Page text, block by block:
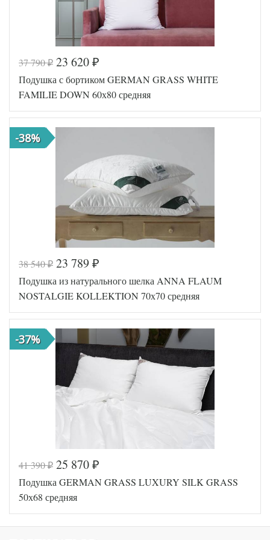
Код товара
Артикул
GG-FD-1210
Плотность
Средняя
подушки
50х68
Наполнитель
Гусиный пух
Ткань
German Grass
(Австрия)
Код товара
Артикул
GG-FD-126080
Плотность
Средняя
подушки
60х80
Наполнитель
Гусиный пух
Ткань
Сатин
пуходержащий
German Grass
37 790₽ 23 620 ₽
Подушка с бортиком GERMAN GRASS WHITE
FAMILIE DOWN 60х80 средняя
-38%
Код товара
554-886
Артикул
SN-22702
Плотность
подушки
70х70
38 540₽ 23 789 ₽
Подушка из натурального шелка ANNA FLAUM
NOSTALGIE KOLLEKTION 70х70 средняя
-37%
41 390₽ 25 870 ₽
Подушка GERMAN GRASS LUXURY SILK GRASS
50х68 средняя